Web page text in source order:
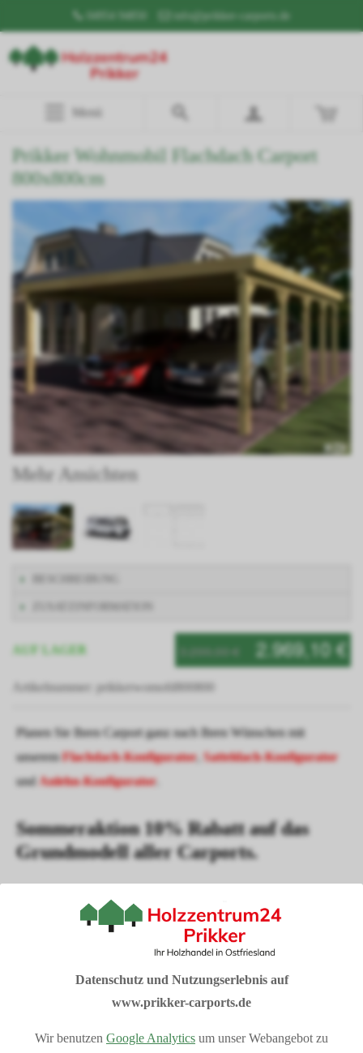
info@prikker-carports.de
Menü
Prikker Wohnmobil Flachdach Carport
800x800cm
Mehr Ansichten
3.299,00 € 2.969,10 €
AUF LAGER
Artikelnummer: prikkerwomofd800800
Planen Sie Ihren Carport ganz nach Ihren Wünschen mit
unseremFlachdach-Konfigurator, Satteldach-Konfigurator
und Anlehn-Konfigurator
Sommeraktion 10% Rabatt auf das
Grundmodell aller Carports.
Sondermodelle sind von der Aktion ausgeschlossen
hre Vorteile bei Prikker-Carports
Fachberatung: 04954 94850
Verkauf vom Hersteller
Bequemer Online-Kauf
Datenschutz und Nutzungserlebnis auf
www.prikker-carports.de
Wir benutzen Google Analytics um unser Webangebot zu